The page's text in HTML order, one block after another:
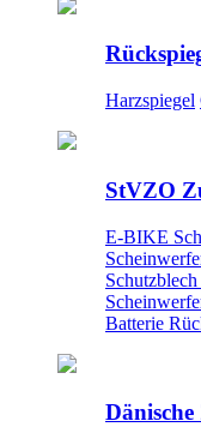
Harzspiegel
StVZO
E-BIKE
Batterie